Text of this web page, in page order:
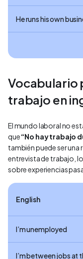
He runs his own
Vocabulario
trabajo en
El mundo laboral no
que“No hay trabajo
también puede ser una
entrevista de trabajo,
sobre experiencias
English
I’m unemployed
I’m between jobs at